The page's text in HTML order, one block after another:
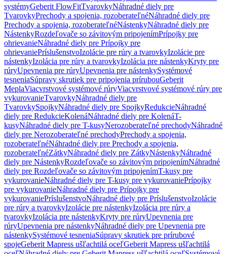
systémyGeberit FlowFitTvarovkyNáhradné diely pre
TvarovkyPrechody a spojenia, rozoberateľnéNáhradné diely pre
Prechody a spojenia, rozoberateľnéNástenkyNáhradné diely pre
NástenkyRozdeľovače so závitovým pripojenímPrípojky pre
ohrievanieNáhradné diely pre Prípojky pre
ohrievaniePríslušenstvoIzolácie pre rúry a tvarovkyIzolácie pre
nástenkyIzolácia pre rúry a tvarovkyIzolácia pre nástenkyKryty pre
rúryUpevnenia pre rúryUpevnenia pre nástenkySystémové
tesneniaSúpravy skrutiek pre pripojenia prírubouGeberit
MeplaViacvrstvové systémové rúryViacvrstvové systémové rúry pre
vykurovanieTvarovkyNáhradné diely pre
TvarovkySpojkyNáhradné diely pre SpojkyRedukcieNáhradné
diely pre RedukcieKolenáNáhradné diely pre KolenáT-
kusyNáhradné diely pre T-kusyNerozoberateľné prechodyNáhradné
diely pre Nerozoberateľné prechodyPrechody a spojenia,
rozoberateľnéNáhradné diely pre Prechody a spojenia,
rozoberateľnéZátkyNáhradné diely pre ZátkyNástenkyNáhradné
diely pre NástenkyRozdeľovače so závitovým pripojenímNáhradné
diely pre Rozdeľovače so závitovým pripojenímT-kusy pre
vykurovanieNáhradné diely pre T-kusy pre vykurovaniePrípojky
pre vykurovanieNáhradné diely pre Prípojky pre
vykurovaniePríslušenstvoNáhradné diely pre PríslušenstvoIzolácie
pre rúry a tvarovkyIzolácie pre nástenkyIzolácia pre rúry a
tvarovkyIzolácia pre nástenkyKryty pre rúryUpevnenia pre
rúryUpevnenia pre nástenkyNáhradné diely pre Upevnenia pre
nástenkySystémové tesneniaSúpravy skrutiek pre prírubové
spojeGeberit Mapress ušľachtilá oceľGeberit Mapress ušľachtilá